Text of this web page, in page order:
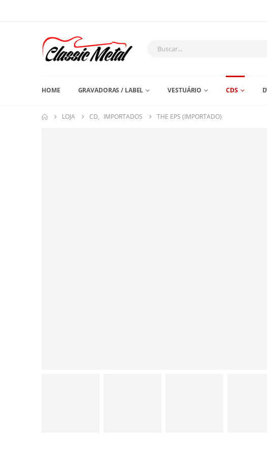
HOME GRAVADORAS / LABEL VESTUÁRIO CDS
LOJA CD, IMPORTADOS THE EPS (IMPORTADO)